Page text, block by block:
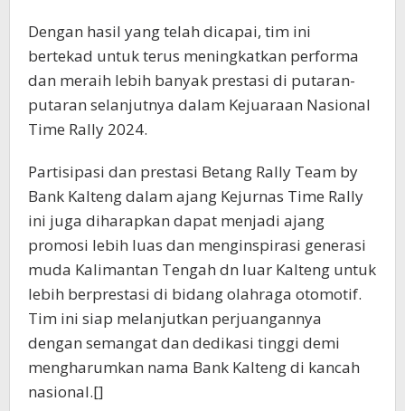
Dengan hasil yang telah dicapai, tim ini
bertekad untuk terus meningkatkan performa
dan meraih lebih banyak prestasi di putaran-
putaran selanjutnya dalam Kejuaraan Nasional
Time Rally 2024.
Partisipasi dan prestasi Betang Rally Team by
Bank Kalteng dalam ajang Kejurnas Time Rally
ini juga diharapkan dapat menjadi ajang
promosi lebih luas dan menginspirasi generasi
muda Kalimantan Tengah dn luar Kalteng untuk
lebih berprestasi di bidang olahraga otomotif.
Tim ini siap melanjutkan perjuangannya
dengan semangat dan dedikasi tinggi demi
mengharumkan nama Bank Kalteng di kancah
nasional.[]